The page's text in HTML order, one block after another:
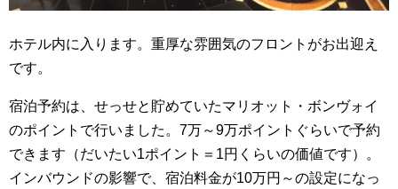
ホテル内に入ります。重厚な雰囲気のフロントがお出迎え
です。
宿泊予約は、せっせと貯めていたマリオット・ボンヴォイ
のポイントで行いました。7万～9万ポイントぐらいで予約
できます（だいたい1ポイント＝1円くらいの価値です）。
インバウンドの影響で、宿泊料金が10万円～の設定になっ